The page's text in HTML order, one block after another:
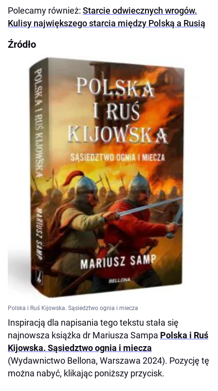
Polecamy również: Starcie odwiecznych wrogów.
Kulisy największego starcia między Polską a Rusią
Źródło
Polska i Ruś Kijowska. Sąsiedztwo ognia i miecza
Inspiracją dla napisania tego tekstu stała się
najnowsza książka dr Mariusza Sampa Polska i Ruś
Kijowska. Sąsiedztwo ognia i miecza
(Wydawnictwo Bellona, Warszawa 2024). Pozycję tę
można nabyć, klikając poniższy przycisk.